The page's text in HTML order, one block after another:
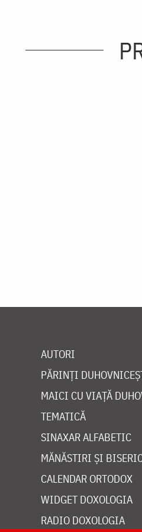
AUTORI
PĂRINȚI
MAICI CU VIAȚĂ
TEMATICĂ
SINAXAR ALFABETIC
MĂNĂSTIRI ȘI
CALENDAR ORTODOX
WIDGET DOXOLOGIA
RADIO DOXOLOGIA